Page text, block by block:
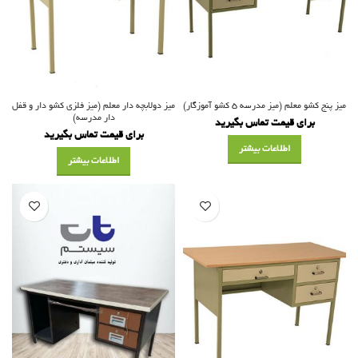
میز پنج کشو معلم (میز مدرسه ۵ کشو آموزگار)
برای قیمت تماس بگیرید
اطلاعات بیشتر
میز دولابچه دار معلم (میز فلزی کشو دار و قفل
دار مدرسه)
برای قیمت تماس بگیرید
اطلاعات بیشتر